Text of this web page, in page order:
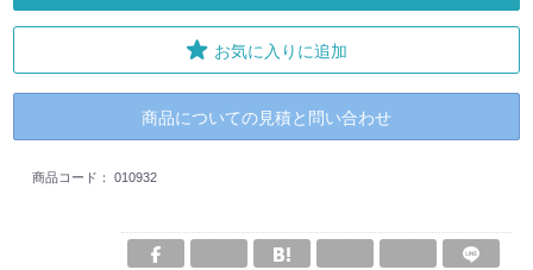
お気に入りに追加
商品についての見積と問い合わせ
商品コード： 010932